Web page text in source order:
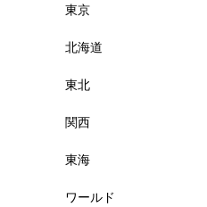
東京
北海道
東北
関西
東海
ワールド